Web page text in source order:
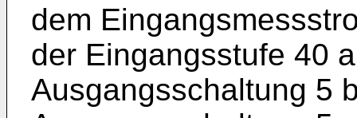
dem
der Eingangsstufe 40
Ausgangsschaltung 5